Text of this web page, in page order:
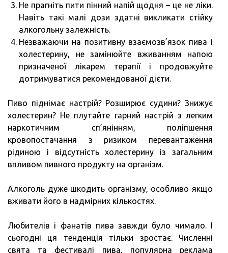
Не прагніть пити пінний напій щодня – це не ліки.
Навіть такі малі дози здатні викликати стійку
алкогольну залежність.
Незважаючи на позитивну взаємозв’язок пива і
холестерину, не замінюйте вживанням напою
призначеної лікарем терапії і продовжуйте
дотримуватися рекомендованої дієти.
Пиво піднімає настрій? Розширює судини? Знижує
холестерин? Не плутайте гарний настрій з легким
наркотичним сп’янінням, поліпшення
кровопостачання з ризиком перевантаження
рідиною і відсутність холестерину із загальним
впливом пивного продукту на організм.
Алкоголь дуже шкодить організму, особливо якщо
вживати його в надмірних кількостях.
Любителів і фанатів пива завжди було чимало. І
сьогодні ця тенденція тільки зростає. Численні
свята та фестивалі пива, популярна реклама